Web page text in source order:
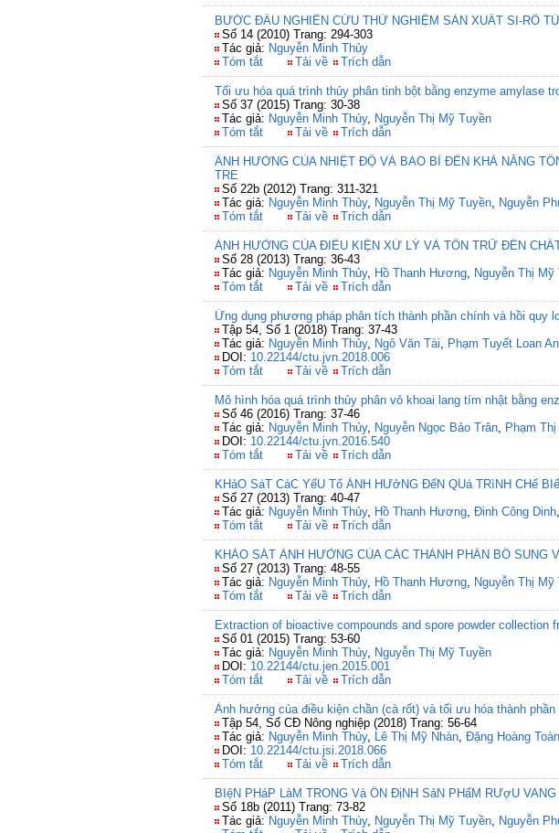
BƯỚC ĐẦU NGHIÊN CỨU THỬ NGHIỆM SẢN XUẤT SI-RÔ
Số 14 (2010) Trang: 294-303
Tác giả: Nguyễn Minh Thủy
Tóm tắt
Tải về Trích dẫn
Tối ưu hóa quá trình thủy phân tinh bột bằng enzyme amylase
Số 37 (2015) Trang: 30-38
Tác giả: Nguyễn Minh Thủy, Nguyễn Thị Mỹ Tuyền
Tóm tắt
Tải về Trích dẫn
ẢNH HƯỞNG CỦA NHIỆT ĐỘ VÀ BAO BÌ ĐẾN KHẢ NĂNG
TRE
Số 22b (2012) Trang: 311-321
Tác giả: Nguyễn Minh Thủy, Nguyễn Thị Mỹ Tuyền, Nguyễn
Tóm tắt
Tải về Trích dẫn
ẢNH HƯỞNG CỦA ĐIỀU KIỆN XỬ LÝ VÀ TỒN TRỮ ĐẾN
Số 28 (2013) Trang: 36-43
Tác giả: Nguyễn Minh Thủy, Hồ Thanh Hương, Nguyễn Thị Mỹ
Tóm tắt
Tải về Trích dẫn
Ứng dụng phương pháp phân tích thành phần chính và hồi quy
Tập 54, Số 1 (2018) Trang: 37-43
Tác giả: Nguyễn Minh Thủy, Ngô Văn Tài, Phạm Tuyết Loan
DOI: 10.22144/ctu.jvn.2018.006
Tóm tắt
Tải về Trích dẫn
Mô hình hóa quá trình thủy phân vỏ khoai lang tím nhật bằng
Số 46 (2016) Trang: 37-46
Tác giả: Nguyễn Minh Thủy, Nguyễn Ngọc Bảo Trân, Phạm
DOI: 10.22144/ctu.jvn.2016.540
Tóm tắt
Tải về Trích dẫn
KHảO SáT CáC YếU Tố ẢNH HƯởNG ĐếN QUá TRìNH CHế
Số 27 (2013) Trang: 40-47
Tác giả: Nguyễn Minh Thủy, Hồ Thanh Hương, Đinh Công Dinh,
Tóm tắt
Tải về Trích dẫn
KHẢO SÁT ẢNH HƯỞNG CỦA CÁC THÀNH PHẦN BỔ
Số 27 (2013) Trang: 48-55
Tác giả: Nguyễn Minh Thủy, Hồ Thanh Hương, Nguyễn Thị Mỹ
Tóm tắt
Tải về Trích dẫn
Extraction of bioactive compounds and spore powder collection
Số 01 (2015) Trang: 53-60
Tác giả: Nguyễn Minh Thủy, Nguyễn Thị Mỹ Tuyền
DOI: 10.22144/ctu.jen.2015.001
Tóm tắt
Tải về Trích dẫn
Ảnh hưởng của điều kiện chần (cà rốt) và tối ưu hóa thành
Tập 54, Số CĐ Nông nghiệp (2018) Trang: 56-64
Tác giả: Nguyễn Minh Thủy, Lê Thị Mỹ Nhàn, Đặng Hoàng Toàn
DOI: 10.22144/ctu.jsi.2018.066
Tóm tắt
Tải về Trích dẫn
BIệN PHáP LàM TRONG Và ỔN ĐịNH SảN PHẩM RƯợU VANG
Số 18b (2011) Trang: 73-82
Tác giả: Nguyễn Minh Thủy, Nguyễn Thị Mỹ Tuyền, Nguyễn